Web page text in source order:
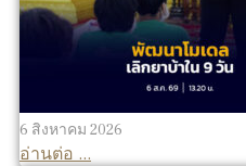
6 สิงหาคม 2026
อ่านต่อ ...